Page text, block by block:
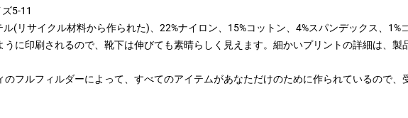
5-11
(リサイクル材料から作られた)、22%ナイロン、15%コットン、4%スパンデックス、1%
うに印刷されるので、靴下は伸びても素晴らしく見えます。細かいプリントの詳細は、製
のフルフィルダーによって、すべてのアイテムがあなただけのために作られているので